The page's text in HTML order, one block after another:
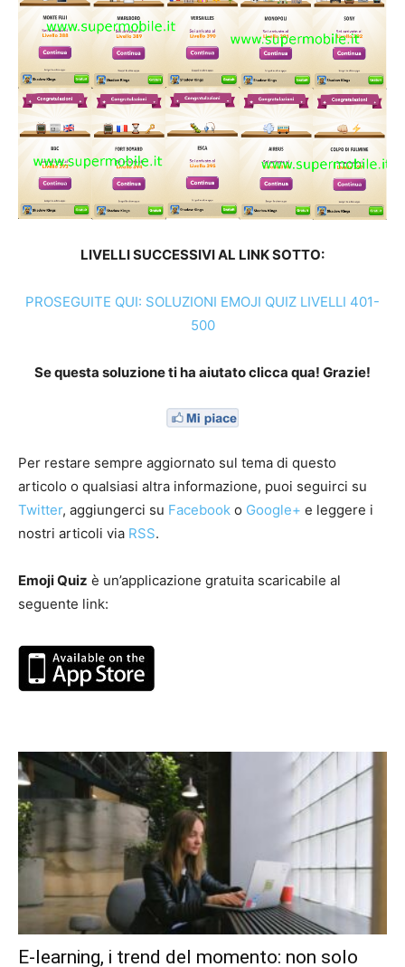
LIVELLI SUCCESSIVI AL LINK SOTTO:
PROSEGUITE QUI: SOLUZIONI EMOJI QUIZ LIVELLI 401-
500
Se questa soluzione ti ha aiutato clicca qua! Grazie!
Per restare sempre aggiornato sul tema di questo
articolo o qualsiasi altra informazione, puoi seguirci su
Twitter, aggiungerci su Facebook o Google+ e leggere i
nostri articoli via RSS.
Emoji Quiz è un’applicazione gratuita scaricabile al
seguente link:
E-learning, i trend del momento: non solo